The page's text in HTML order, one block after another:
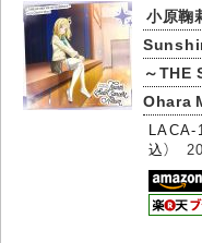
小原鞠
～THE
Ohara
LACA-
込）